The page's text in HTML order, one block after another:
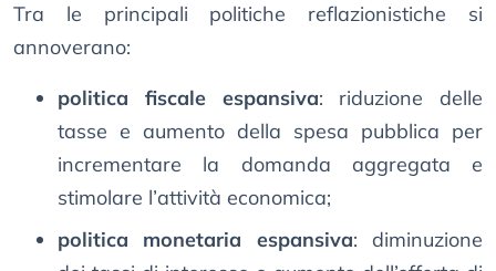
Tra le principali politiche reflazionistiche si
annoverano:​
politica fiscale espansiva: riduzione delle
tasse e aumento della spesa pubblica per
incrementare la domanda aggregata e
stimolare l’attività economica;
politica monetaria espansiva: diminuzione